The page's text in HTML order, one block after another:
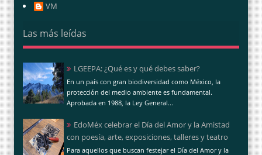
VM
Las más leídas
LGEEPA: ¿Qué es y qué debes saber?
En un país con gran biodiversidad como México, la
protección del medio ambiente es fundamental.
Aprobada en 1988, la Ley General...
EdoMéx celebrar el Día del Amor y la Amistad
con poesía, arte, exposiciones, talleres y teatro
Para aquellos que buscan festejar el Día del Amor y la